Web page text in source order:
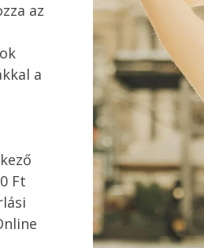
az
a
Ft